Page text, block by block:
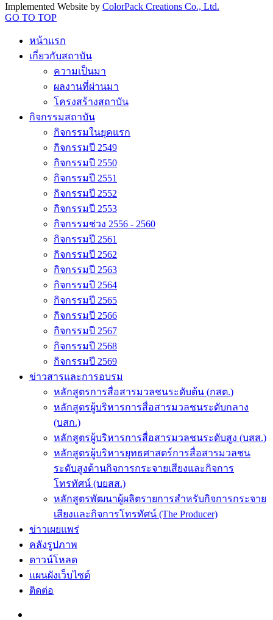
Implemented Website by ColorPack Creations Co., Ltd.
GO TO TOP
หน้าแรก
เกี่ยวกับสถาบัน
ความเป็นมา
ผลงานที่ผ่านมา
โครงสร้างสถาบัน
กิจกรรมสถาบัน
กิจกรรมในยุคแรก
กิจกรรมปี 2549
กิจกรรมปี 2550
กิจกรรมปี 2551
กิจกรรมปี 2552
กิจกรรมปี 2553
กิจกรรมช่วง 2556 - 2560
กิจกรรมปี 2561
กิจกรรมปี 2562
กิจกรรมปี 2563
กิจกรรมปี 2564
กิจกรรมปี 2565
กิจกรรมปี 2566
กิจกรรมปี 2567
กิจกรรมปี 2568
กิจกรรมปี 2569
ข่าวสารและการอบรม
หลักสูตรการสื่อสารมวลชนระดับต้น (กสต.)
หลักสูตรผู้บริหารการสื่อสารมวลชนระดับกลาง
(บสก.)
หลักสูตรผู้บริหารการสื่อสารมวลชนระดับสูง (บสส.)
หลักสูตรผู้บริหารยุทธศาสตร์การสื่อสารมวลชน
ระดับสูงด้านกิจการกระจายเสียงและกิจการ
โทรทัศน์ (บยสส.)
หลักสูตรพัฒนาผู้ผลิตรายการสำหรับกิจการกระจาย
เสียงและกิจการโทรทัศน์ (The Producer)
ข่าวเผยแพร่
คลังรูปภาพ
ดาวน์โหลด
แผนผังเว็บไซต์
ติดต่อ